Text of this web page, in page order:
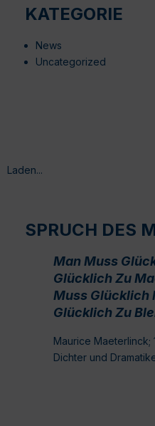
KATEGORIE
News
Uncategorized
Laden...
SPRUCH DES
Man Muss
Glücklich Zu
Muss Glücklich
Glücklich Zu
Maurice Maeterlinck;
Dichter und